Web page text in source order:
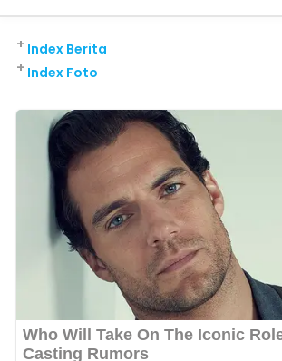
Index Berita
+
Index Foto
+